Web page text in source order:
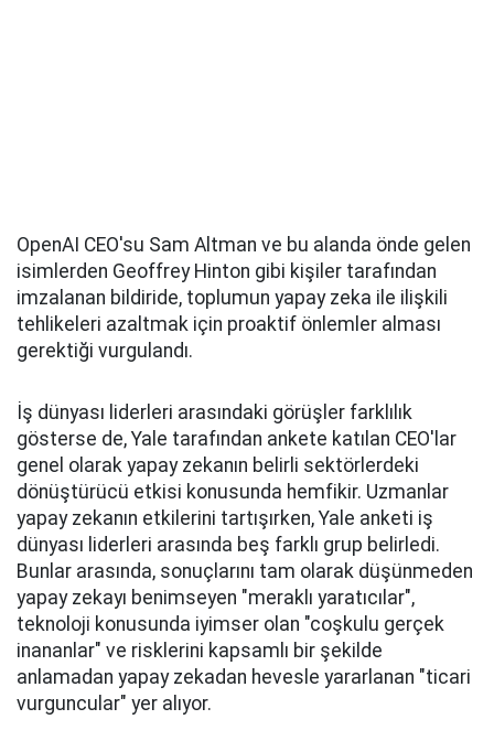
OpenAI CEO'su Sam Altman ve bu alanda önde gelen
isimlerden Geoffrey Hinton gibi kişiler tarafından
imzalanan bildiride, toplumun yapay zeka ile ilişkili
tehlikeleri azaltmak için proaktif önlemler alması
gerektiği vurgulandı.
İş dünyası liderleri arasındaki görüşler farklılık
gösterse de, Yale tarafından ankete katılan CEO'lar
genel olarak yapay zekanın belirli sektörlerdeki
dönüştürücü etkisi konusunda hemfikir. Uzmanlar
yapay zekanın etkilerini tartışırken, Yale anketi iş
dünyası liderleri arasında beş farklı grup belirledi.
Bunlar arasında, sonuçlarını tam olarak düşünmeden
yapay zekayı benimseyen "meraklı yaratıcılar",
teknoloji konusunda iyimser olan "coşkulu gerçek
inananlar" ve risklerini kapsamlı bir şekilde
anlamadan yapay zekadan hevesle yararlanan "ticari
vurguncular" yer alıyor.